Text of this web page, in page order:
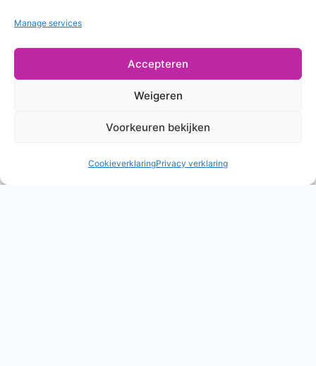
Manage services
Accepteren
Weigeren
Voorkeuren bekijken
CookieverklaringPrivacy verklaring